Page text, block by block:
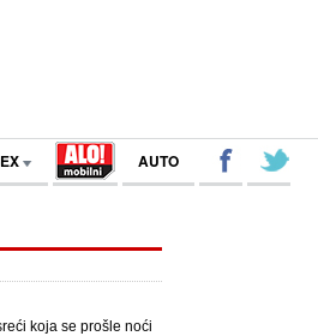
AUTO
koja se prošle noći